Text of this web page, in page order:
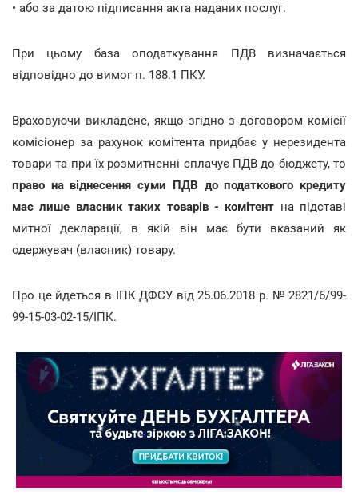
• або за датою підписання акта наданих послуг.
При цьому база оподаткування ПДВ визначається
відповідно до вимог п. 188.1 ПКУ.
Враховуючи викладене, якщо згідно з договором комісії
комісіонер за рахунок комітента придбає у нерезидента
товари та при їх розмитненні сплачує ПДВ до бюджету, то
право на віднесення суми ПДВ до податкового кредиту
має лише власник таких товарів - комітент на підставі
митної декларації, в якій він має бути вказаний як
одержувач (власник) товару.
Про це йдеться в ІПК ДФСУ від 25.06.2018 р. № 2821/6/99-
99-15-03-02-15/ІПК.